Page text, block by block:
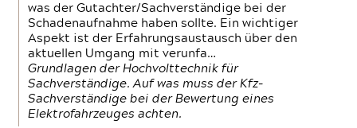
was der Gutachter/Sachverständige bei der
Schadenaufnahme haben sollte. Ein wichtiger
Aspekt ist der Erfahrungsaustausch über den
aktuellen Umgang mit verunfa…
Grundlagen der Hochvolttechnik für
Sachverständige. Auf was muss der Kfz-
Sachverständige bei der Bewertung eines
Elektrofahrzeuges achten.